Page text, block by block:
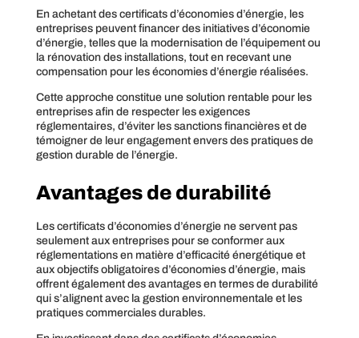
En achetant des certificats d’économies d’énergie, les
entreprises peuvent financer des initiatives d’économie
d’énergie, telles que la modernisation de l’équipement ou
la rénovation des installations, tout en recevant une
compensation pour les économies d’énergie réalisées.
Cette approche constitue une solution rentable pour les
entreprises afin de respecter les exigences
réglementaires, d’éviter les sanctions financières et de
témoigner de leur engagement envers des pratiques de
gestion durable de l’énergie.
Avantages de durabilité
Les certificats d’économies d’énergie ne servent pas
seulement aux entreprises pour se conformer aux
réglementations en matière d’efficacité énergétique et
aux objectifs obligatoires d’économies d’énergie, mais
offrent également des avantages en termes de durabilité
qui s’alignent avec la gestion environnementale et les
pratiques commerciales durables.